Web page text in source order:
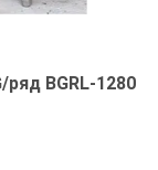
ряд BGRL-1280